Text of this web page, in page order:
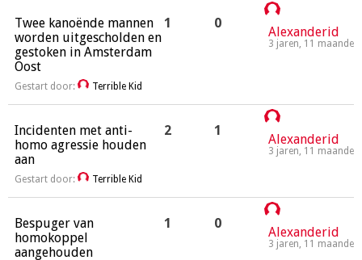
Twee kanoënde mannen
worden uitgescholden en
gestoken in Amsterdam
Oost
Gestart door: Terrible Kid
1 0
Alexanderid
3 jaren, 11 maanden
Incidenten met anti-
homo agressie houden
aan
Gestart door: Terrible Kid
2 1
Alexanderid
3 jaren, 11 maanden
Bespuger van
homokoppel
aangehouden
1 0
Alexanderid
3 jaren, 11 maanden